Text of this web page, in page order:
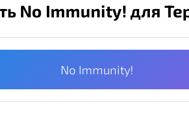
No Immunity! для
No Immunity!